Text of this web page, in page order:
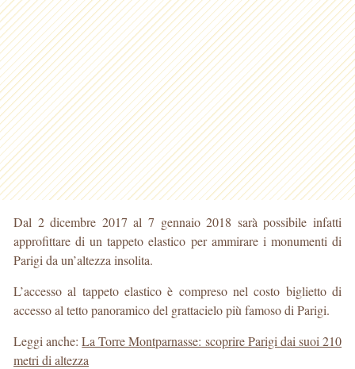
Dal 2 dicembre 2017 al 7 gennaio 2018 sarà possibile infatti
approfittare di un tappeto elastico per ammirare i monumenti di
Parigi da un’altezza insolita.
L’accesso al tappeto elastico è compreso nel costo biglietto di
accesso al tetto panoramico del grattacielo più famoso di Parigi.
Leggi anche:La Torre Montparnasse: scoprire Parigi dai suoi 210
metri di altezza